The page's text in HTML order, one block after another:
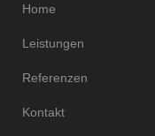
Home
Leistungen
Referenzen
Kontakt